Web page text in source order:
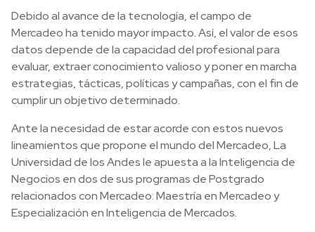
Debido al avance de la tecnología, el campo de
Mercadeo ha tenido mayor impacto. Así, el valor de esos
datos depende de la capacidad del profesional para
evaluar, extraer conocimiento valioso y poner en marcha
estrategias, tácticas, políticas y campañas, con el fin de
cumplir un objetivo determinado.
Ante la necesidad de estar acorde con estos nuevos
lineamientos que propone el mundo del Mercadeo, La
Universidad de los Andes le apuesta a la Inteligencia de
Negocios en dos de sus programas de Postgrado
relacionados con Mercadeo: Maestría en Mercadeo y
Especialización en Inteligencia de Mercados.